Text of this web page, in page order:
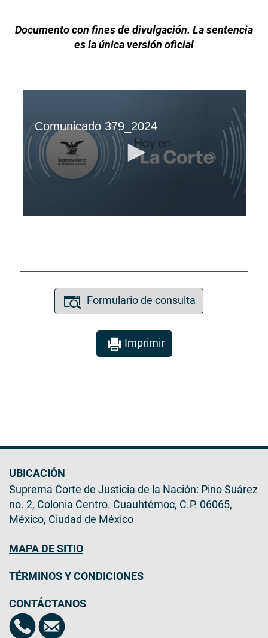
Documento con fines de divulgación. La sentencia
es la única versión oficial
Formulario de consulta
Imprimir
UBICACIÓN
Suprema Corte de Justicia de la Nación: Pino Suárez
no. 2, Colonia Centro. Cuauhtémoc, C.P. 06065,
México, Ciudad de México
MAPA DE SITIO
TÉRMINOS Y CONDICIONES
CONTÁCTANOS